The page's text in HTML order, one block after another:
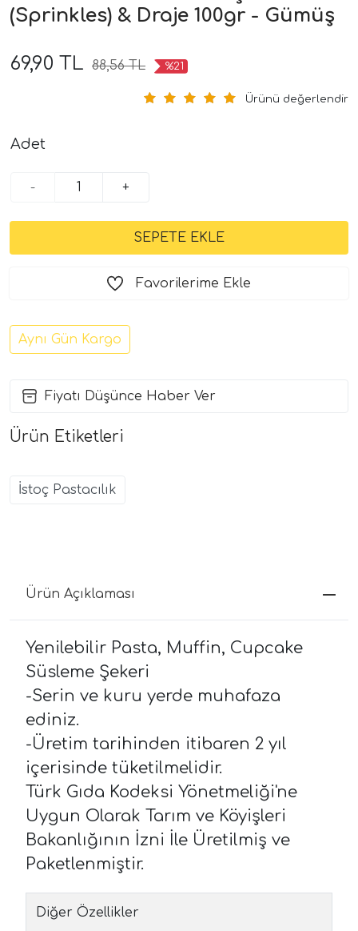
(Sprinkles) & Draje 100gr - Gümüş
69,90 TL 88,56 TL %21
Ürünü değerlendir
Adet
- +
Favorilerime Ekle
Aynı Gün Kargo
Fiyatı Düşünce Haber Ver
Ürün Etiketleri
İstoç Pastacılık
Ürün Açıklaması
Yenilebilir Pasta, Muffin, Cupcake
Süsleme Şekeri
-Serin ve kuru yerde muhafaza
ediniz.
-Üretim tarihinden itibaren 2 yıl
içerisinde tüketilmelidir.
Türk Gıda Kodeksi Yönetmeliği'ne
Uygun Olarak Tarım ve Köyişleri
Bakanlığının İzni İle Üretilmiş ve
Paketlenmiştir.
Diğer Özellikler